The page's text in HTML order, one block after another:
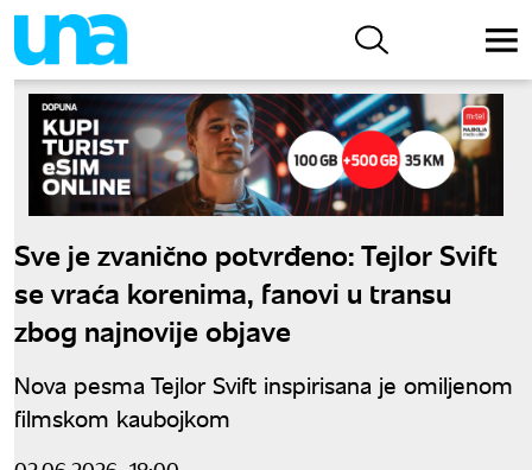
Sve je zvanično potvrđeno: Tejlor Svift
se vraća korenima, fanovi u transu
zbog najnovije objave
Nova pesma Tejlor Svift inspirisana je omiljenom
filmskom kaubojkom